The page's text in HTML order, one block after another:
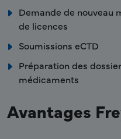
Demande de nouveau
de licences
Soumissions eCTD
Préparation des
médicaments
Avantages